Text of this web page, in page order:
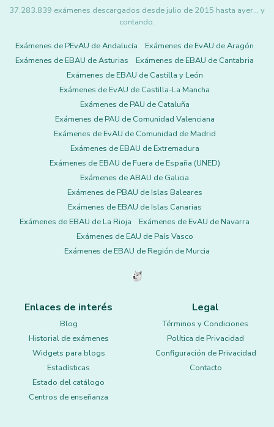
37.283.839 exámenes descargados desde julio de 2015 hasta ayer... y
contando.
Exámenes de PEvAU de Andalucía
Exámenes de EvAU de Aragón
Exámenes de EBAU de Asturias
Exámenes de EBAU de Cantabria
Exámenes de EBAU de Castilla y León
Exámenes de EvAU de Castilla-La Mancha
Exámenes de PAU de Cataluña
Exámenes de PAU de Comunidad Valenciana
Exámenes de EvAU de Comunidad de Madrid
Exámenes de EBAU de Extremadura
Exámenes de EBAU de Fuera de España (UNED)
Exámenes de ABAU de Galicia
Exámenes de PBAU de Islas Baleares
Exámenes de EBAU de Islas Canarias
Exámenes de EBAU de La Rioja
Exámenes de EvAU de Navarra
Exámenes de EAU de País Vasco
Exámenes de EBAU de Región de Murcia
Enlaces de interés
Blog
Historial de exámenes
Widgets para blogs
Estadísticas
Estado del catálogo
Centros de enseñanza
Legal
Términos y Condiciones
Política de Privacidad
Configuración de Privacidad
Contacto